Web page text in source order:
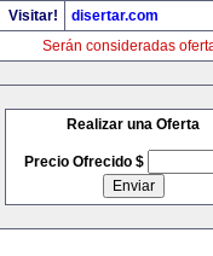
Visitar!
disertar.com
Serán consideradas
Realizar una Oferta
Precio Ofrecido $